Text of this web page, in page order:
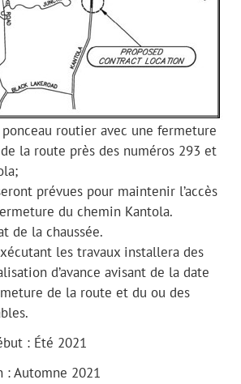
routier avec une fermeture
la route près des numéros 293 et
prévues pour maintenir l’accès
du chemin Kantola.
de la chaussée.
les travaux installera des
d’avance avisant de la date
de la route et du ou des
: Été 2021
: Automne 2021